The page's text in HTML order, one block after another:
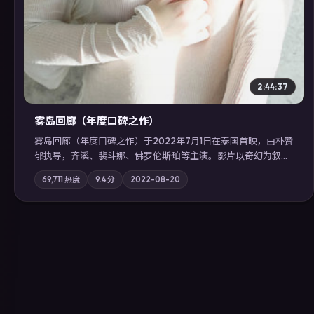
2:44:37
雾岛回廊（年度口碑之作）
雾岛回廊（年度口碑之作）于2022年7月1日在泰国首映，由朴赞
郁执导，齐溪、裴斗娜、佛罗伦斯·珀等主演。影片以奇幻为叙事
主轴，边境小镇的平静被一封匿名信彻底打破；摄影与配乐强化
地域气质；站内亦可通过「国产免费观看高清电视剧在线看」延
展检索同类型高分佳作，畅享高清在线追剧体验。
69,711 热度 9.4分 2022-08-20